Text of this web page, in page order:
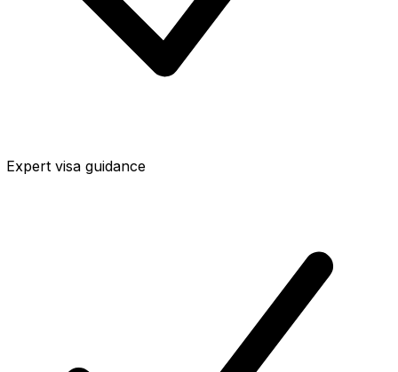
Expert visa guidance